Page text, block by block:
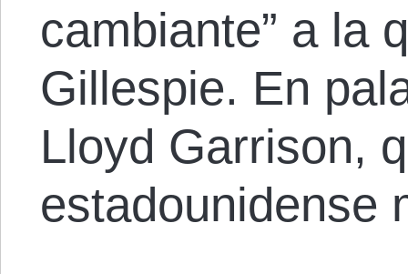
cambiante” a la
Gillespie. En
Lloyd Garrison,
estadounidense